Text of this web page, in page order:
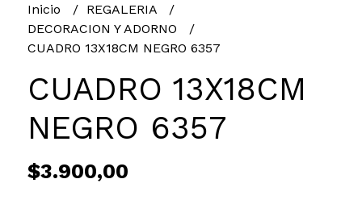
Inicio
REGALERIA
DECORACION Y ADORNO
CUADRO 13X18CM NEGRO 6357
CUADRO 13X18CM
NEGRO 6357
$3.900,00